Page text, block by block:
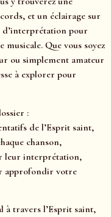
et un éclairage sur
d’interprétation pour
Que vous soyez
ou simplement amateur
à explorer pour
:
de l’Esprit saint,
chanson,
leur interprétation,
approfondir votre
à travers l’Esprit saint,